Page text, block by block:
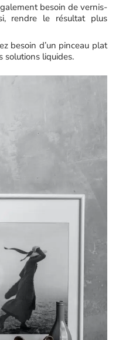
besoin de vernis-
rendre le résultat plus
besoin d’un pinceau plat
solutions liquides.